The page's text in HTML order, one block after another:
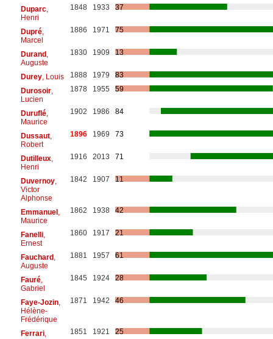
Duparc,
Henri
1848 1933 37
Dupré,
Marcel
1886 1971 75
Durand,
Auguste
1830 1909 13
Durey, Louis 1888 1979
83
Durosoir,
Lucien
1878 1955 59
Duruflé,
Maurice
1902 1986 84
Dussaut,
Robert
1896 1969 73
Dutilleux,
Henri
1916 2013 71
Duvernoy,
Victor
Alphonse
1842 1907 11
Emmanuel,
Maurice
1862 1938 42
Fanelli,
Ernest
1860 1917 21
Fauchard,
Auguste
1881 1957 61
Fauré,
Gabriel
1845 1924 28
Faye-Jozin,
Hélène-
Frédérique
1871 1942 46
Ferrari,
1851 1921 25